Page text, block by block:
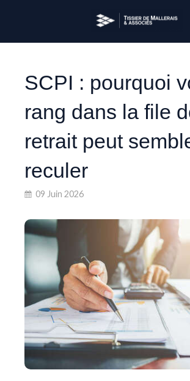
SCPI : pourquoi
rang dans la file
retrait peut
reculer
09 Juin 2026